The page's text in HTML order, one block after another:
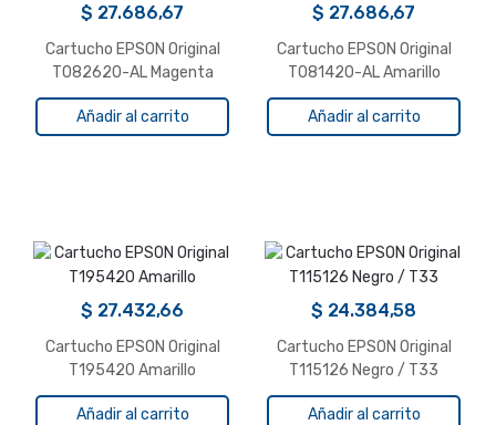
$ 27.686,67
Cartucho EPSON Original
T082620-AL Magenta
Claro
Añadir al carrito
$ 27.686,67
Cartucho EPSON Original
T081420-AL Amarillo
R270/1410/RX610/t50
Añadir al carrito
$ 27.432,66
Cartucho EPSON Original
T195420 Amarillo
Añadir al carrito
$ 24.384,58
Cartucho EPSON Original
T115126 Negro / T33
Añadir al carrito